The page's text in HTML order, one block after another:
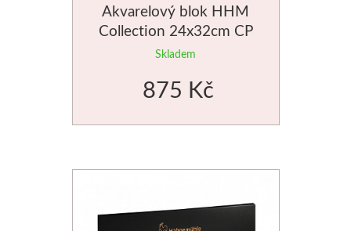
Akvarelový blok HHM
Collection 24x32cm CP
640g
Skladem
875 Kč